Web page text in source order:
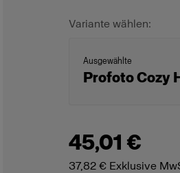
Variante wählen:
Ausgewählte
Profoto Cozy
45,01 €
37,82 € Exklusive